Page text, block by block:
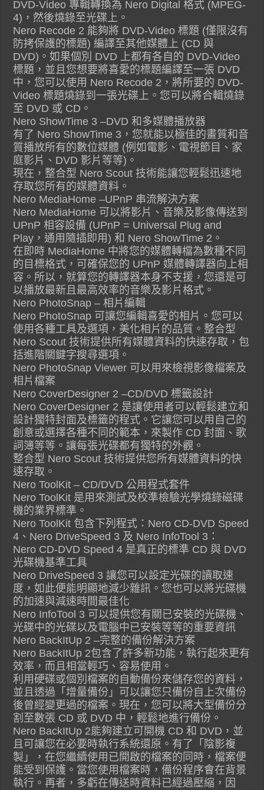
DVD-Video 專輯轉換為 Nero Digital 格式 (MPEG-
4)，然後燒錄至光碟上。
Nero Recode 2 能夠將 DVD-Video 標題 (僅限沒有
防拷保護的標題) 編譯至其他媒體上 (CD 與
DVD)。如果個別 DVD 上都有各自的 DVD-Video
標題，並且您想要將喜愛的標題編譯至一張 DVD
中，您可以使用 Nero Recode 2，將所要的 DVD-
Video 標題燒錄到一張光碟上。您可以將合輯燒錄
至 DVD 或 CD。
Nero ShowTime 3 –DVD 和多媒體播放器
有了 Nero ShowTime 3，您就能以極佳的畫質和音
質播放所有的數位媒體 (例如電影、電視節目、家
庭影片、DVD 影片等等)。
現在，整合型 Nero Scout 技術能讓您輕鬆迅速地
存取您所有的媒體資料。
Nero MediaHome –UPnP 串流解決方案
Nero MediaHome 可以將影片、音樂及影像傳送到
UPnP 相容設備 (UPnP = Universal Plug and
Play，通用隨插即用) 和 Nero ShowTime 2。
在即時 MediaHome 中將您的媒體轉檔為數種不同
的目標格式，可確保您的 UPnP 媒體轉譯器向上相
容。所以，就算您的轉譯器本身不支援，您還是可
以播放最新且最高效率的音樂及影片格式。
Nero PhotoSnap – 相片編輯
Nero PhotoSnap 可讓您編輯喜愛的相片。您可以
使用各種工具及選項，美化相片的品質。整合型
Nero Scout 技術提供所有媒體資料的快速存取，包
括進階關鍵字搜尋選項。
Nero PhotoSnap Viewer 可以用來檢視影像檔案及
相片檔案
Nero CoverDesigner 2 –CD/DVD 標籤設計
Nero CoverDesigner 2 是讓使用者可以輕鬆建立和
設計獨特封面及標籤的程式。它讓您可以用自己的
創意或選擇各種不同的範本，來製作 CD 封面、歌
詞簿等等。讓每張光碟都有獨特的外觀。
整合型 Nero Scout 技術提供您所有媒體資料的快
速存取。
Nero ToolKit – CD/DVD 公用程式套件
Nero ToolKit 是用來測試及校準檢驗光學燒錄磁碟
機的業界標準。
Nero ToolKit 包含下列程式：Nero CD-DVD Speed
4、Nero DriveSpeed 3 及 Nero InfoTool 3：
Nero CD-DVD Speed 4 是真正的標準 CD 與 DVD
光碟機基準工具
Nero DriveSpeed 3 讓您可以設定光碟的讀取速
度，如此便能明顯地減少雜訊。您也可以將光碟機
的加速與減速時間最佳化
Nero InfoTool 3 可以提供您有關已安裝的光碟機、
光碟中的光碟以及電腦中已安裝等等的重要資訊
Nero BackItUp 2 –完整的備份解決方案
Nero BackItUp 2包含了許多新功能，執行起來更有
效率，而且相當輕巧、容易使用。
利用硬碟或個別檔案的自動備份來儲存您的資料，
並且透過「增量備份」可以讓您只備份自上次備份
後曾經變更過的檔案。現在，您可以將大型備份分
割至數張 CD 或 DVD 中，輕鬆地進行備份。
Nero BackItUp 2能夠建立可開機 CD 和 DVD，並
且可讓您在必要時執行系統還原。有了「陰影複
製」，在您繼續使用已開啟的檔案的同時，檔案便
能受到保護。當您使用檔案時，備份程序會在背景
執行。再者，多虧在傳送時資料已經過壓縮，因